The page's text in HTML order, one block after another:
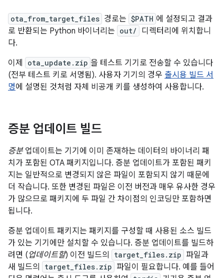
ota_from_target_files 경로는 $PATH 에 설정되고 결과
로 반환되는 Python 바이너리는 out/
디렉터리에 위치합니
다.
이제
ota_update.zip 을 테스트 기기로 전송할 수 있습니다
(전부 테스트 키로 서명됨). 사용자 기기의 경우 출시용 빌드 서
명에 설명된 것처럼 자체 비공개 키를 생성하여 사용합니다.
증분 업데이트 빌드
증분업데이트는 기기에 이미 존재하는 데이터의 바이너리 패
치가 포함된 OTA 패키지입니다. 증분 업데이트가 포함된 패키
지는 일반적으로 변경되지 않은 파일이 포함되지 않기 때문에
더 작습니다. 또한 변경된 파일은 이전 버전과 매우 유사한 경우
가 많으므로 패키지에 두 파일 간 차이점의 인코딩만 포함하면
됩니다.
증분 업데이트 패키지는 패키지를 구성할 때 사용된 소스 빌드
가 있는 기기에만 설치할 수 있습니다. 증분 업데이트를 빌드하
려면 ( 업데이트할) 이전 빌드의 target_files.zip 파일과
새 빌드의
target_files.zip 파일이 필요합니다. 예를 들어